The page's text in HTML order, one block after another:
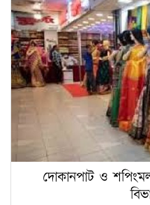
দোকানপাট ও